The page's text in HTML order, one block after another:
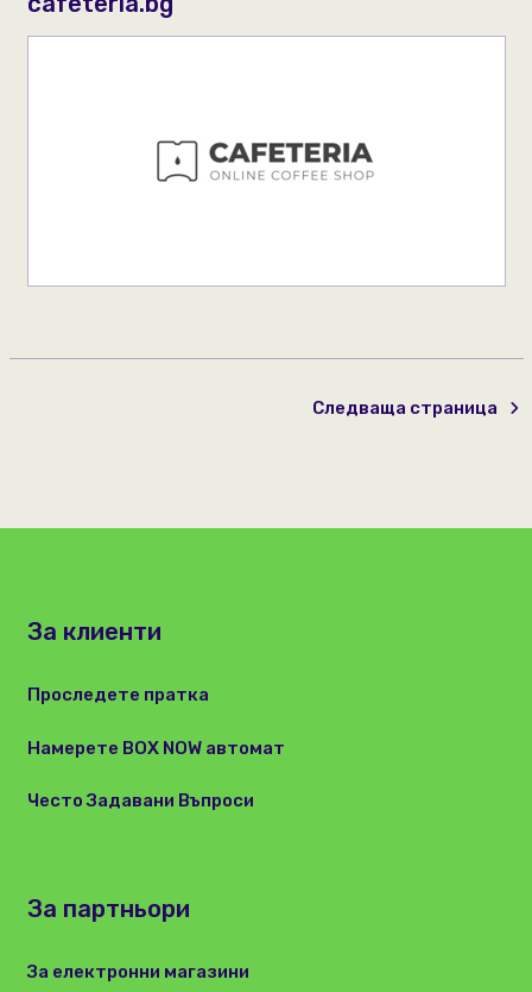
Следваща страница
За клиенти
Проследете пратка
Намерете BOX NOW автомат
Често Задавани Въпроси
За партньори
За електронни магазини